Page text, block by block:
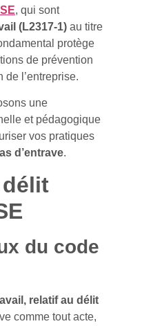
, qui sont
(L2317-1) au titre
protège
de prévention
de l’entreprise.
une
et pédagogique
vos pratiques
d’entrave.
du code
relatif au délit
comme tout acte,